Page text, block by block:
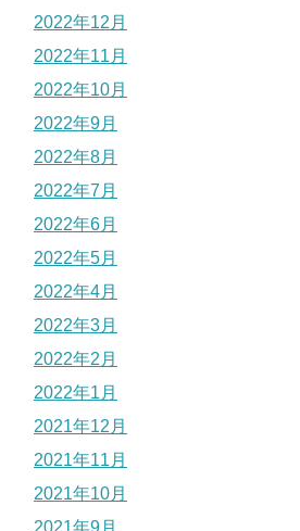
2022年12月
2022年11月
2022年10月
2022年9月
2022年8月
2022年7月
2022年6月
2022年5月
2022年4月
2022年3月
2022年2月
2022年1月
2021年12月
2021年11月
2021年10月